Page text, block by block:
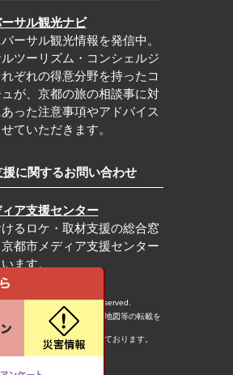
サル観光ナビ
ーサル観光情報を発信中。
ツーリズム・コンシェルジ
ぞれの得意分野を持ったコ
が、京都の旅の相談事に対
った注意事項やアドバイス
ていただきます。
援に関するお問い合わせ
ア支援センター
るロケ・取材支援の総合窓
都市メディア支援センター
ます。
Association All rights reserved.
の内容・写真・イラスト・地図等の転載を
固くお断りします。
ジの運営は宿泊税を活用しております。